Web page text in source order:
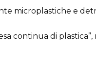
microplastiche e
continua di